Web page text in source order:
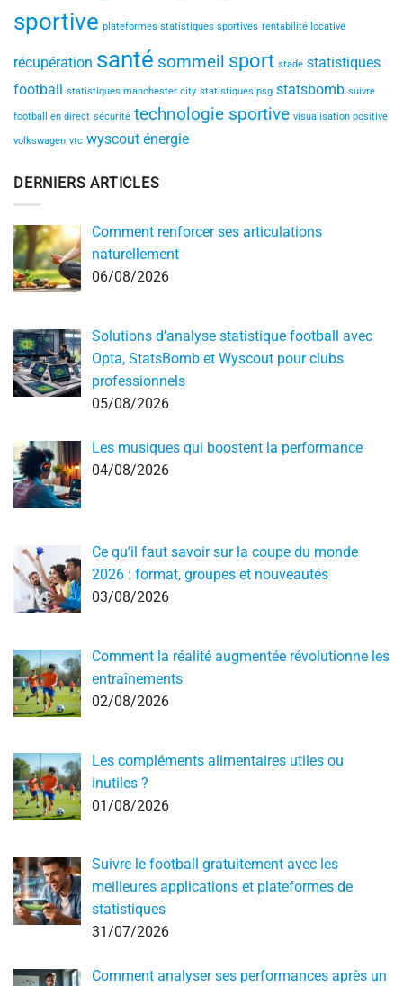
sportive plateformes statistiques sportives rentabilité locative
récupération santé sommeil sport stade statistiques
football statistiques manchester city statistiques psg statsbomb suivre
football en direct sécurité technologie sportive visualisation positive
volkswagen vtc wyscout énergie
DERNIERS ARTICLES
Comment renforcer ses articulations
naturellement
06/08/2026
Solutions d’analyse statistique football avec
Opta, StatsBomb et Wyscout pour clubs
professionnels
05/08/2026
Les musiques qui boostent la performance
04/08/2026
Ce qu’il faut savoir sur la coupe du monde
2026 : format, groupes et nouveautés
03/08/2026
Comment la réalité augmentée révolutionne les
entraînements
02/08/2026
Les compléments alimentaires utiles ou
inutiles ?
01/08/2026
Suivre le football gratuitement avec les
meilleures applications et plateformes de
statistiques
31/07/2026
Comment analyser ses performances après un